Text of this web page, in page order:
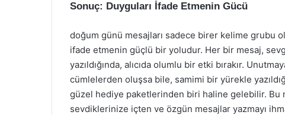
Sonuç: Duyguları İfade Etmenin Gücü
doğum günü mesajları sadece birer kelime grubu
ifade etmenin güçlü bir yoludur. Her bir mesaj,
yazıldığında, alıcıda olumlu bir etki bırakır.
cümlelerden oluşsa bile, samimi bir yürekle
güzel hediye paketlerinden biri haline gelebilir. Bu
sevdiklerinize içten ve özgün mesajlar yazmayı